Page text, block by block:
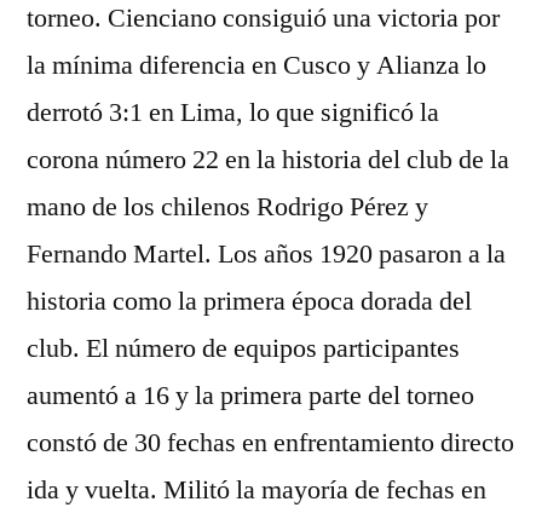
torneo. Cienciano consiguió una victoria por
la mínima diferencia en Cusco y Alianza lo
derrotó 3:1 en Lima, lo que significó la
corona número 22 en la historia del club de la
mano de los chilenos Rodrigo Pérez y
Fernando Martel. Los años 1920 pasaron a la
historia como la primera época dorada del
club. El número de equipos participantes
aumentó a 16 y la primera parte del torneo
constó de 30 fechas en enfrentamiento directo
ida y vuelta. Militó la mayoría de fechas en